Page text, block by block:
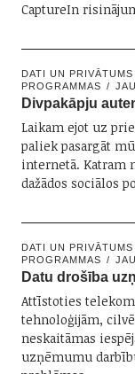
CaptureIn
DATI UN PRIVĀTUMS
PROGRAMMAS
Divpakāpju
Laikam ejot uz
paliek pasargāt
internetā. Katram
dažādos sociālos
DATI UN PRIVĀTUMS
PROGRAMMAS
Datu drošība
Attīstoties
tehnoloģijām,
neskaitāmas
uzņēmumu